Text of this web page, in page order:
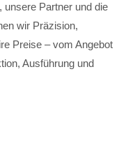
unsere Partner und die
wir Präzision,
Preise – vom Angebot
Ausführung und